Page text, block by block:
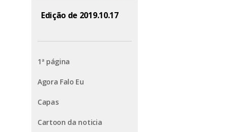
Edição de 2019.10.17
1ª página
Agora Falo Eu
Capas
Cartoon da noticia